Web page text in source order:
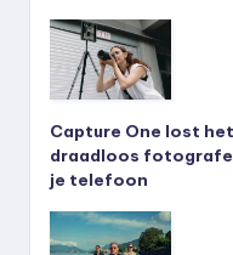
Capture One lost
draadloos
je telefoon